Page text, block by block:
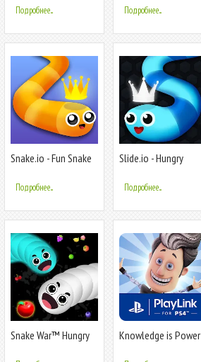
Подробнее... Подробнее...
Snake.io - Fun Snake
Подробнее...
Slide.io - Hungry
Подробнее...
Snake War™ Hungry
Knowledge is Power